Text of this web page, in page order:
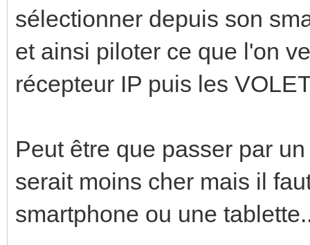
sélectionner depuis son
et ainsi piloter ce que l'on
récepteur IP puis les
Peut être que passer par
serait moins cher mais il
smartphone ou une